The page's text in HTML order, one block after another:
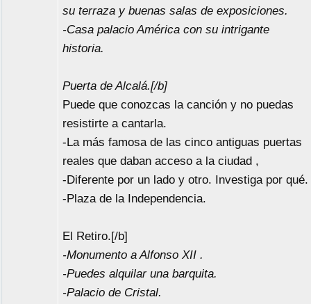
su terraza y buenas salas de exposiciones.
-Casa palacio América con su intrigante
historia.
Puerta de Alcalá.[/b]
Puede que conozcas la canción y no puedas
resistirte a cantarla.
-La más famosa de las cinco antiguas puertas
reales que daban acceso a la ciudad ,
-Diferente por un lado y otro. Investiga por qué.
-Plaza de la Independencia.
El Retiro.[/b]
-Monumento a Alfonso XII .
-Puedes alquilar una barquita.
-Palacio de Cristal.